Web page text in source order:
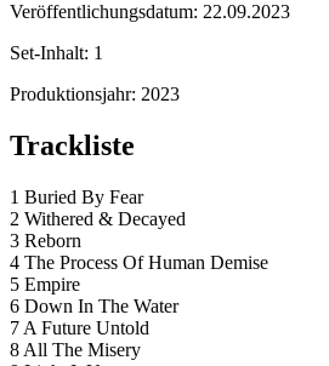
Veröffentlichungsdatum: 22.09.2023
Set-Inhalt: 1
Produktionsjahr: 2023
Trackliste
1 Buried By Fear
2 Withered & Decayed
3 Reborn
4 The Process Of Human Demise
5 Empire
6 Down In The Water
7 A Future Untold
8 All The Misery